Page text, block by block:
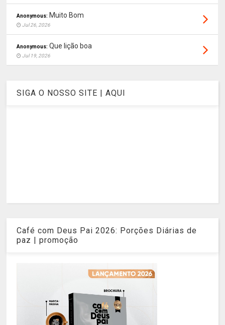
Anonymous: Muito Bom
Jul 26, 2026
Anonymous: Que lição boa
Jul 19, 2026
SIGA O NOSSO SITE | AQUI
Café com Deus Pai 2026: Porções Diárias de
paz | promoção